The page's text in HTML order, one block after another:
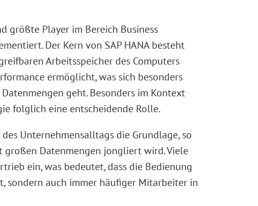
größte Player im Bereich Business
Der Kern von SAP HANA besteht
Arbeitsspeicher des Computers
ermöglicht, was sich besonders
geht. Besonders im Kontext
folglich eine entscheidende Rolle.
Unternehmensalltags die Grundlage, so
Datenmengen jongliert wird. Viele
ein, was bedeutet, dass die Bedienung
sondern auch immer häufiger Mitarbeiter in